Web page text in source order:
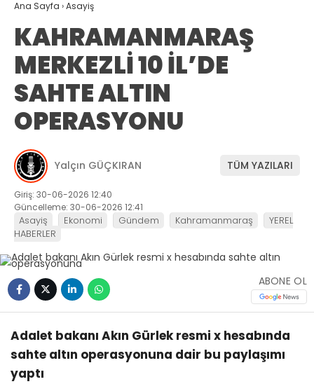
Ana Sayfa ›Asayiş
KAHRAMANMARAŞ
MERKEZLİ 10 İL’DE
SAHTE ALTIN
OPERASYONU
Yalçın GÜÇKIRAN TÜM YAZILARI
Giriş: 30-06-2026 12:40
Güncelleme: 30-06-2026 12:41
Asayiş Ekonomi Gündem Kahramanmaraş
YEREL
HABERLER
ABONE OL
Adalet bakanı Akın Gürlek resmi x hesabında
sahte altın operasyonuna dair bu paylaşımı
yaptı